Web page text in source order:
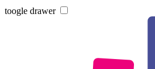
toogle drawer